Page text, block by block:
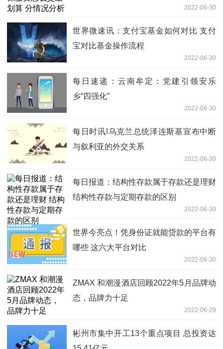
2022-06-30
世界微速讯：支付宝基金如何对比 支付
宝对比基金操作流程
2022-06-30
每日速递：云南牟定：党建引领安乐
乡“四强化”
2022-06-30
每日时讯!乌克兰总统泽连斯基宣布中断
与叙利亚的外交关系
2022-06-30
每日报道：结构性存款属于存款还是理财
结构性存款与定期存款的区别
2022-06-30
世界今亮点！凭身份证就能贷款的平台有
哪些 这六大平台对比
2022-06-30
ZMAX 和潮漫酒店回顾2022年5月品牌动
态，品牌力十足
2022-06-29
彬州市集中开工13个重点项目 总投资达